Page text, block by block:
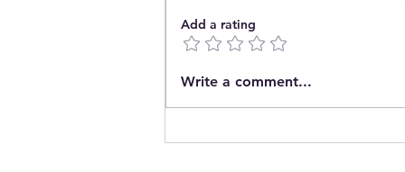
The End of Energy
Add a rating
Write a comment...